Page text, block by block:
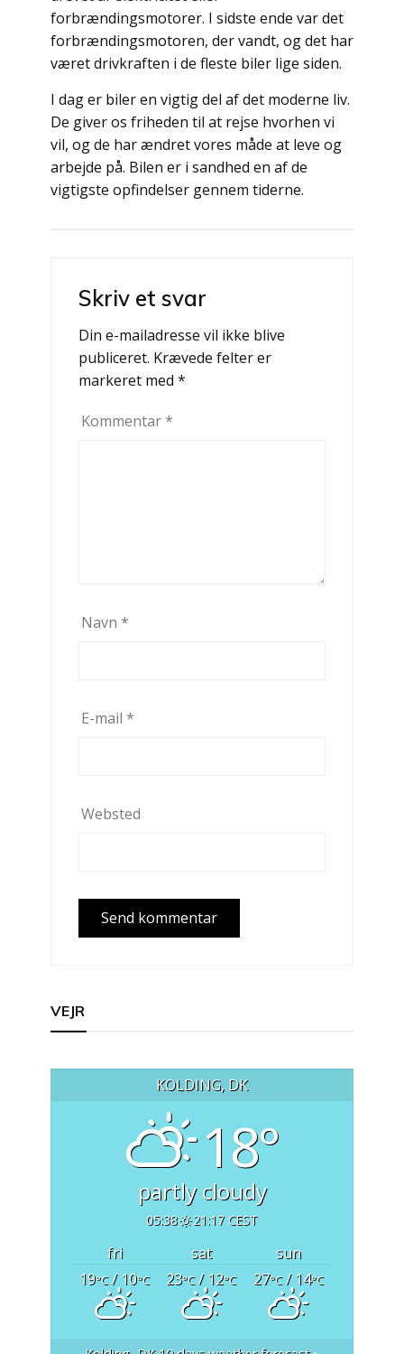
forbrændingsmotorer. I sidste ende var det
forbrændingsmotoren, der vandt, og det har
været drivkraften i de fleste biler lige siden.
I dag er biler en vigtig del af det moderne liv.
De giver os friheden til at rejse hvorhen vi
vil, og de har ændret vores måde at leve og
arbejde på. Bilen er i sandhed en af de
vigtigste opfindelser gennem tiderne.
Skriv et svar
Din e-mailadresse vil ikke blive
publiceret. Krævede felter er
markeret med *
Kommentar*
Navn *
E-mail *
Websted
VEJR
KOLDING, DK
18°
partly cloudy
05:38 21:17 CEST
fri sat
sun
19°C/ 10°C 23°C/ 12°C 27°C/ 14°C